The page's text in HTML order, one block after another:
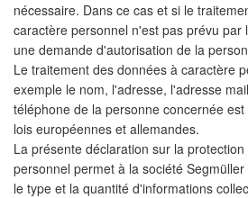
nécessaire. Dans ce cas et si le
caractère personnel n'est pas prévu par
une demande d'autorisation de la
Le traitement des données à caractère
exemple le nom, l'adresse, l'adresse
téléphone de la personne concernée
lois européennes et allemandes.
La présente déclaration sur la
personnel permet à la société
le type et la quantité d'informations